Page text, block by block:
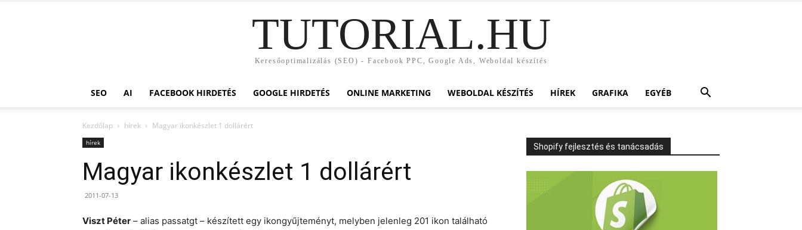
TUTORIAL.HU
Keresőoptimalizálás (SEO) - Facebook PPC, Google Ads, Weboldal készítés
SEO AI FACEBOOK HIRDETÉS GOOGLE HIRDETÉS ONLINE MARKETING WEBOLDAL KÉSZÍTÉS HÍREK GRAFIKA EGYÉB
Kezdőlap hírek Magyar ikonkészlet 1 dollárért
hírek
Magyar ikonkészlet 1 dollárért
2011-07-13
Viszt Péter – alias passatgt – készített egy ikongyűjteményt, melyben jelenleg 201 ikon található
Shopify fejlesztés és tanácsadás